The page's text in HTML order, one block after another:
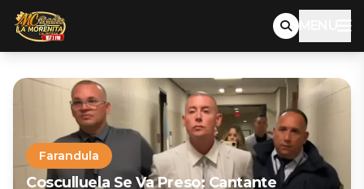
MENU
Farandula
Cosculluela Se Va Preso: Cantante